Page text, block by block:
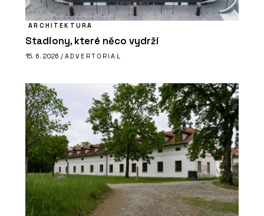
ARCHITEKTURA
Stadiony, které něco vydrží
15. 6. 2026 / ADVERTORIAL